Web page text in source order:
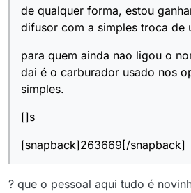
de qualquer forma, estou
difusor com a simples troca de
para quem ainda nao ligou o
dai é o carburador usado nos
simples.
[]s
[snapback]263669[/snapback]
? que o pessoal aqui tudo é